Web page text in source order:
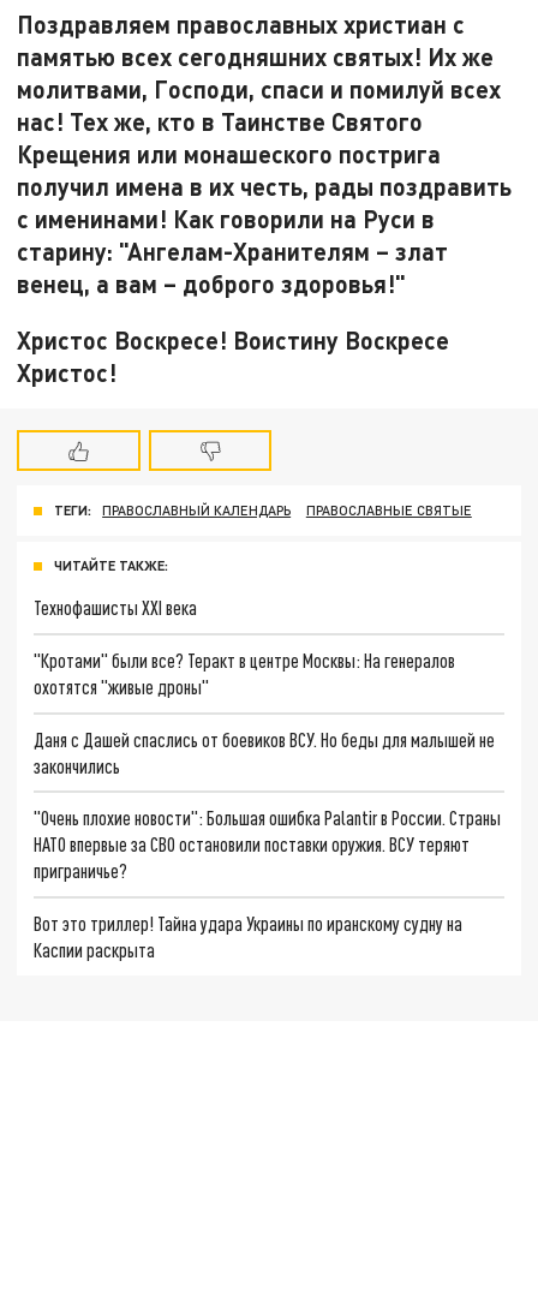
Поздравляем православных христиан с
памятью всех сегодняшних святых! Их же
молитвами, Господи, спаси и помилуй всех
нас! Тех же, кто в Таинстве Святого
Крещения или монашеского пострига
получил имена в их честь, рады поздравить
с именинами! Как говорили на Руси в
старину: "Ангелам-Хранителям – злат
венец, а вам – доброго здоровья!"
Христос Воскресе! Воистину Воскресе
Христос!
ТЕГИ: ПРАВОСЛАВНЫЙ КАЛЕНДАРЬ ПРАВОСЛАВНЫЕ СВЯТЫЕ
ЧИТАЙТЕ ТАКЖЕ:
Технофашисты XXI века
"Кротами" были все? Теракт в центре Москвы: На генералов
охотятся "живые дроны"
Даня с Дашей спаслись от боевиков ВСУ. Но беды для малышей не
закончились
"Очень плохие новости": Большая ошибка Palantir в России. Страны
НАТО впервые за СВО остановили поставки оружия. ВСУ теряют
приграничье?
Вот это триллер! Тайна удара Украины по иранскому судну на
Каспии раскрыта